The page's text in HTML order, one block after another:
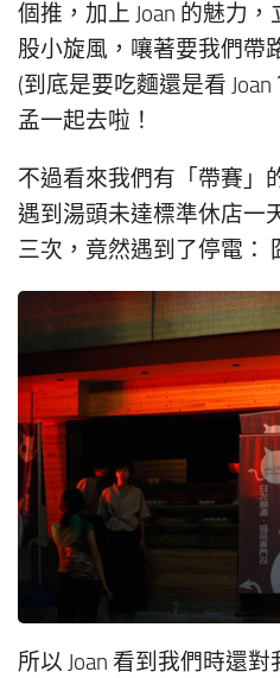
個推，加上 Joan 的魅力
股小旋風，嚷著要我們帶
(到底是要吃麵還是看
孟一起去啦！
不過看來我們有「帶賽」
遇到湯頭未達標準休店一
三次，竟然遇到了停電：
所以 Joan 看到我們時還